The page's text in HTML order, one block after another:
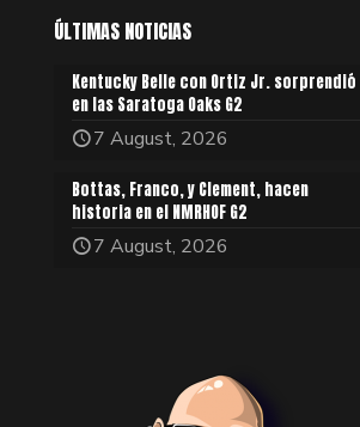
ÚLTIMAS NOTICIAS
Kentucky Belle con Ortiz Jr. sorprendió
en las Saratoga Oaks G2
7 August, 2026
Bottas, Franco, y Clement, hacen
historia en el NMRHOF G2
7 August, 2026